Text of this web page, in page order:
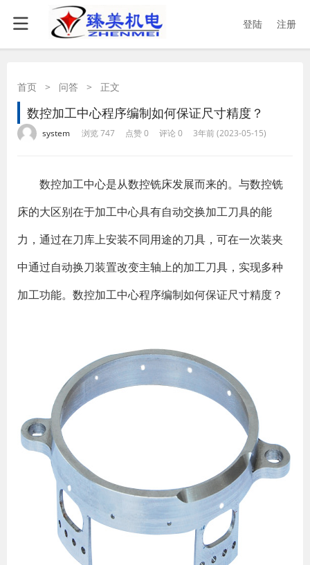
登陆 注册
首页 > 问答 > 正文
数控加工中心程序编制如何保证尺寸精度？
system 浏览 747 点赞 0 评论 0 3年前 (2023-05-15)
​ 数控加工中心是从数控铣床发展而来的。与数控铣
床的大区别在于加工中心具有自动交换加工刀具的能
力，通过在刀库上安装不同用途的刀具，可在一次装夹
中通过自动换刀装置改变主轴上的加工刀具，实现多种
加工功能。数控加工中心程序编制如何保证尺寸精度？